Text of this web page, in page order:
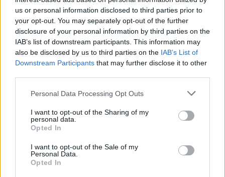
us or personal information disclosed to third parties prior to
your opt-out. You may separately opt-out of the further
disclosure of your personal information by third parties on the
IAB’s list of downstream participants. This information may
also be disclosed by us to third parties on the IAB’s List of
Downstream Participants that may further disclose it to other
Personal Data Processing Opt Outs
I want to opt-out of the Sharing of my
personal data.
Opted In
I want to opt-out of the Sale of my
Personal Data.
Opted In
Zpravodajství
Obce nově získají body i za předcházení
vzniku odpadu